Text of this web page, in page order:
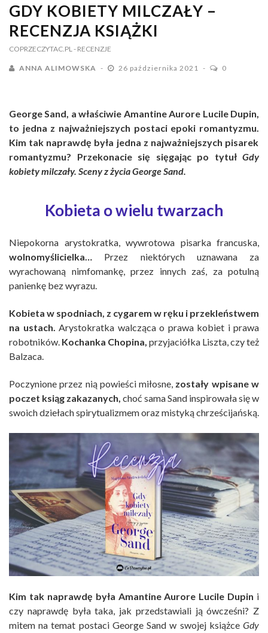
GDY KOBIETY MILCZAŁY –
RECENZJA KSIĄŻKI
COPRZECZYTAC.PL - RECENZJE
ANNA ALIMOWSKA 26 października 2021 0
George Sand, a właściwie Amantine Aurore Lucile Dupin,
to jedna z najważniejszych postaci epoki romantyzmu.
Kim tak naprawdę była jedna z najważniejszych pisarek
romantyzmu? Przekonacie się sięgając po tytułGdy
kobiety milczały. Sceny z życia George Sand.
Kobieta o wielu twarzach
Niepokorna arystokratka, wywrotowa pisarka francuska,
wolnomyślicielka…
Przez niektórych uznawana za
wyrachowaną nimfomankę, przez innych zaś, za potulną
panienkę bez wyrazu.
Kobieta w spodniach, z cygarem w ręku i przekleństwem
na ustach. Arystokratka walcząca o prawa kobiet i prawa
robotników. Kochanka Chopina, przyjaciółka Liszta, czy też
Balzaca.
Poczynione przez nią powieści miłosne, zostały wpisane w
poczet ksiąg zakazanych, choć sama Sand inspirowała się w
swoich dziełach spirytualizmem oraz mistyką chrześcijańską.
Kim tak naprawdę była Amantine Aurore Lucile Dupin i
czy naprawdę była taka, jak przedstawiali ją ówcześni? Z
mitem na temat postaci George Sand w swojej książce Gdy